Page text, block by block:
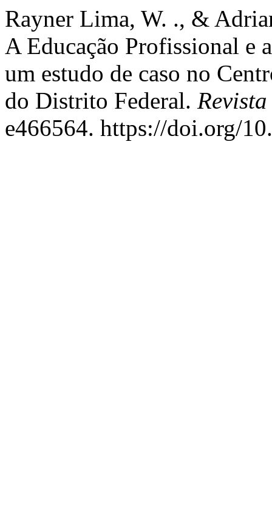
Rayner Lima, W. ., &
A Educação Profissional e
um estudo de caso no
do Distrito Federal.
e466564. https://doi.org/